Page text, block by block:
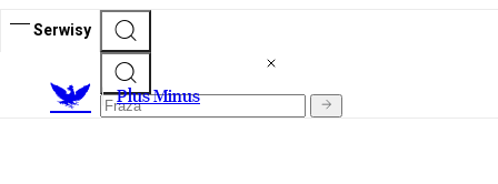
Serwisy
Plus Minus